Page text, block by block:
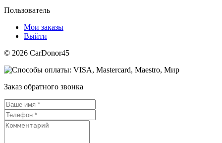
Пользователь
Мои заказы
Выйти
© 2026 CarDonor45
Заказ обратного звонка